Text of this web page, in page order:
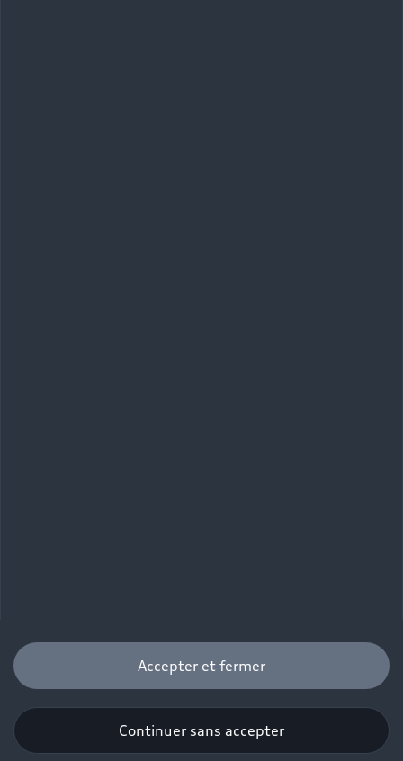
Sportback
Être rappelé
Accepter et fermer
Continuer sans accepter